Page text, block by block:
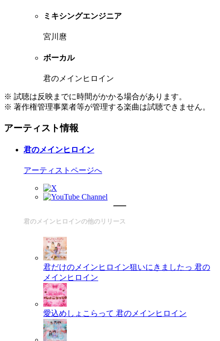
ミキシングエンジニア
宮川麿
ボーカル
君のメインヒロイン
※ 試聴は反映までに時間がかかる場合があります。
※ 著作権管理事業者等が管理する楽曲は試聴できません。
アーティスト情報
君のメインヒロイン
アーティストページへ
君のメインヒロインの他のリリース
君だけのメインヒロイン狙いにきましたっ 君の
メインヒロイン
愛込めしょこらって 君のメインヒロイン